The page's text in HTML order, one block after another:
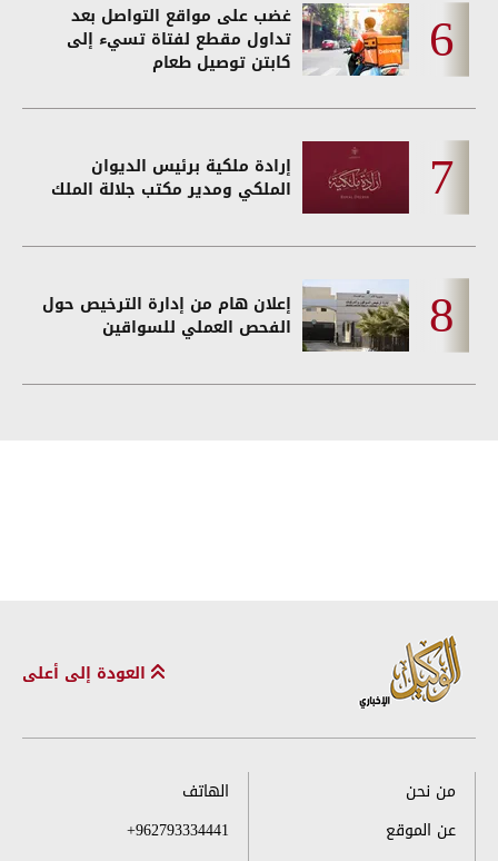
غضب على مواقع التواصل بعد
تداول مقطع لفتاة تسيء إلى
كابتن توصيل طعام
إرادة ملكية برئيس الديوان
الملكي ومدير مكتب جلالة الملك
إعلان هام من إدارة الترخيص حول
الفحص العملي للسواقين
العودة إلى أعلى
من نحن
عن الموقع
الهاتف
+962793334441